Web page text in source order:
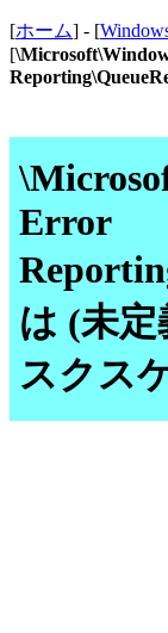
[ホーム] - [
[
Error
は (未定
スクス